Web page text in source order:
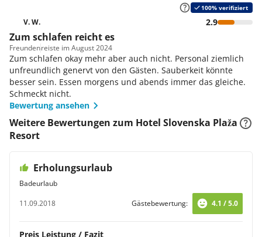
100% verifiziert
V. W. 2.9
Zum schlafen reicht es
Freundenreiste im August 2024
Zum schlafen okay mehr aber auch nicht. Personal ziemlich
unfreundlich genervt von den Gästen. Sauberkeit könnte
besser sein. Essen morgens und abends immer das gleiche.
Schmeckt nicht.
Bewertung ansehen
Weitere Bewertungen zum Hotel Slovenska Plaža
Resort
Erholungsurlaub
Badeurlaub
11.09.2018
Gästebewertung: 4.1 / 5.0
Preis Leistung / Fazit